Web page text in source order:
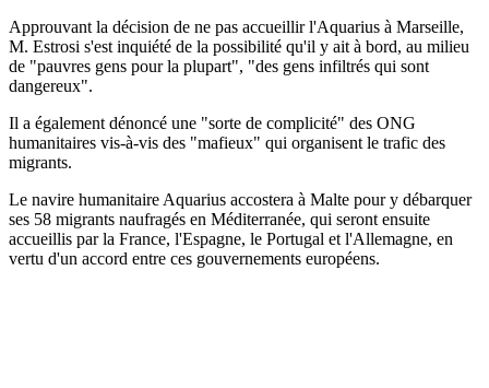
Approuvant la décision de ne pas accueillir l'Aquarius à Marseille,
M. Estrosi s'est inquiété de la possibilité qu'il y ait à bord, au milieu
de "pauvres gens pour la plupart", "des gens infiltrés qui sont
dangereux".
Il a également dénoncé une "sorte de complicité" des ONG
humanitaires vis-à-vis des "mafieux" qui organisent le trafic des
migrants.
Le navire humanitaire Aquarius accostera à Malte pour y débarquer
ses 58 migrants naufragés en Méditerranée, qui seront ensuite
accueillis par la France, l'Espagne, le Portugal et l'Allemagne, en
vertu d'un accord entre ces gouvernements européens.